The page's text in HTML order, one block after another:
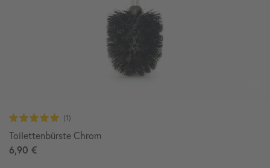
Toilettenbürste Chrom
6,90 €